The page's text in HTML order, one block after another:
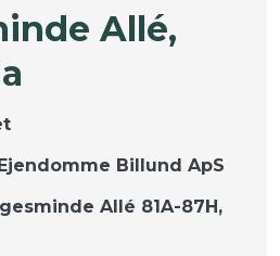
Allé,
Billund ApS
Allé 81A-87H,